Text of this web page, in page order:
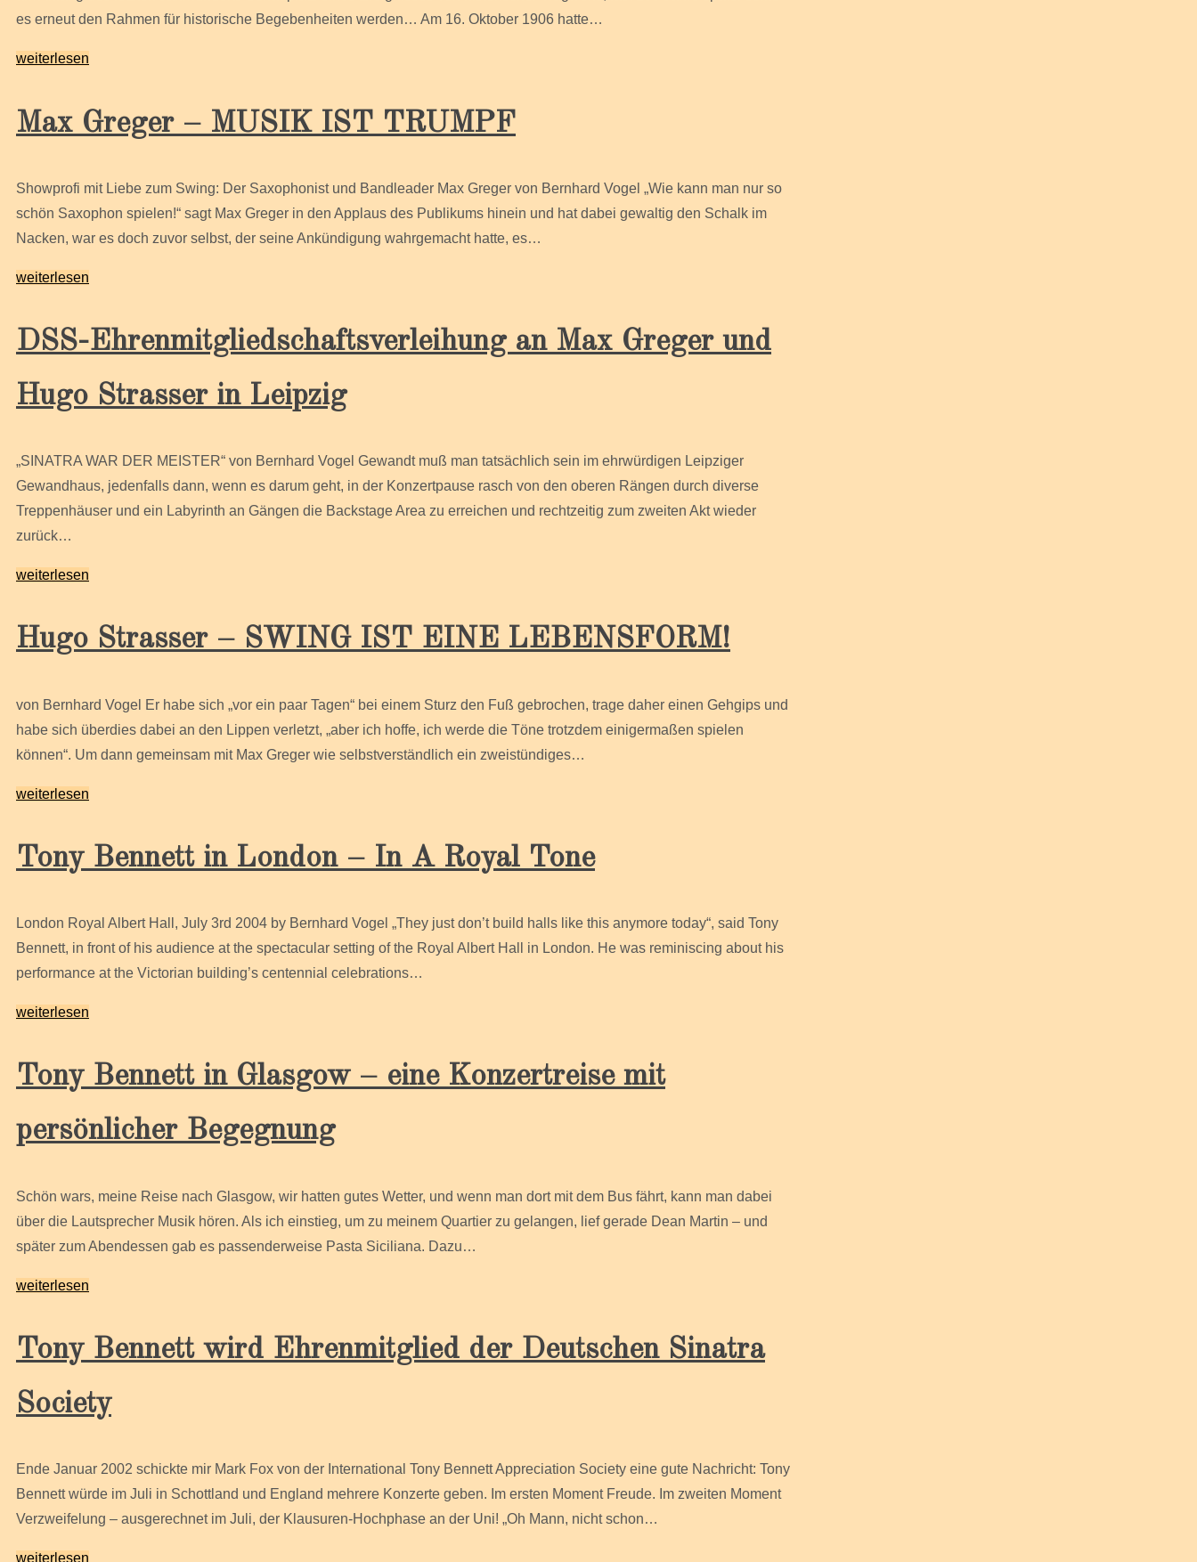
es erneut den Rahmen für historische Begebenheiten werden… Am 16. Oktober 1906 hatte…
weiterlesen
Max Greger – MUSIK IST TRUMPF
Showprofi mit Liebe zum Swing: Der Saxophonist und Bandleader Max Greger von Bernhard Vogel „Wie kann man nur so
schön Saxophon spielen!“ sagt Max Greger in den Applaus des Publikums hinein und hat dabei gewaltig den Schalk im
Nacken, war es doch zuvor selbst, der seine Ankündigung wahrgemacht hatte, es…
weiterlesen
DSS-Ehrenmitgliedschaftsverleihung an Max Greger und
Hugo Strasser in Leipzig
„SINATRA WAR DER MEISTER“ von Bernhard Vogel Gewandt muß man tatsächlich sein im ehrwürdigen Leipziger
Gewandhaus, jedenfalls dann, wenn es darum geht, in der Konzertpause rasch von den oberen Rängen durch diverse
Treppenhäuser und ein Labyrinth an Gängen die Backstage Area zu erreichen und rechtzeitig zum zweiten Akt wieder
zurück…
weiterlesen
Hugo Strasser – SWING IST EINE LEBENSFORM!
von Bernhard Vogel Er habe sich „vor ein paar Tagen“ bei einem Sturz den Fuß gebrochen, trage daher einen Gehgips und
habe sich überdies dabei an den Lippen verletzt, „aber ich hoffe, ich werde die Töne trotzdem einigermaßen spielen
können“. Um dann gemeinsam mit Max Greger wie selbstverständlich ein zweistündiges…
weiterlesen
Tony Bennett in London – In A Royal Tone
London Royal Albert Hall, July 3rd 2004 by Bernhard Vogel „They just don’t build halls like this anymore today“, said Tony
Bennett, in front of his audience at the spectacular setting of the Royal Albert Hall in London. He was reminiscing about his
performance at the Victorian building’s centennial celebrations…
weiterlesen
Tony Bennett in Glasgow – eine Konzertreise mit
persönlicher Begegnung
Schön wars, meine Reise nach Glasgow, wir hatten gutes Wetter, und wenn man dort mit dem Bus fährt, kann man dabei
über die Lautsprecher Musik hören. Als ich einstieg, um zu meinem Quartier zu gelangen, lief gerade Dean Martin – und
später zum Abendessen gab es passenderweise Pasta Siciliana. Dazu…
weiterlesen
Tony Bennett wird Ehrenmitglied der Deutschen Sinatra
Society
Ende Januar 2002 schickte mir Mark Fox von der International Tony Bennett Appreciation Society eine gute Nachricht: Tony
Bennett würde im Juli in Schottland und England mehrere Konzerte geben. Im ersten Moment Freude. Im zweiten Moment
Verzweifelung – ausgerechnet im Juli, der Klausuren-Hochphase an der Uni! „Oh Mann, nicht schon…
weiterlesen